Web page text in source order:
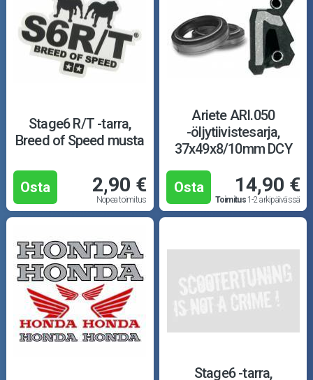
Stage6 R/T -tarra,
Breed of Speed musta
Osta 2,90 €
Nopea toimitus
Ariete ARI.050
-öljytiivistesarja,
37x49x8/10mm DCY
Osta 14,90 €
Toimitus1-2 arkipäivässä
Stage6 -tarra,